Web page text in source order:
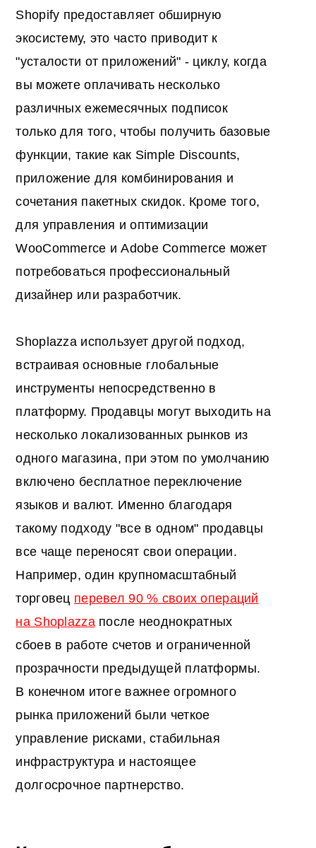
Shopify предоставляет обширную
экосистему, это часто приводит к
"усталости от приложений" - циклу, когда
вы можете оплачивать несколько
различных ежемесячных подписок
только для того, чтобы получить базовые
функции, такие как Simple Discounts,
приложение для комбинирования и
сочетания пакетных скидок. Кроме того,
для управления и оптимизации
WooCommerce и Adobe Commerce может
потребоваться профессиональный
дизайнер или разработчик.
Shoplazza использует другой подход,
встраивая основные глобальные
инструменты непосредственно в
платформу. Продавцы могут выходить на
несколько локализованных рынков из
одного магазина, при этом по умолчанию
включено бесплатное переключение
языков и валют. Именно благодаря
такому подходу "все в одном" продавцы
все чаще переносят свои операции.
Например, один крупномасштабный
торговец перевел 90 % своих операций
на Shoplazzaпосле неоднократных
сбоев в работе счетов и ограниченной
прозрачности предыдущей платформы.
В конечном итоге важнее огромного
рынка приложений были четкое
управление рисками, стабильная
инфраструктура и настоящее
долгосрочное партнерство.